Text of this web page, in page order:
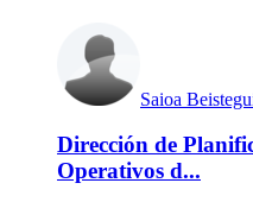
Saioa
Dirección de
Operativos d...